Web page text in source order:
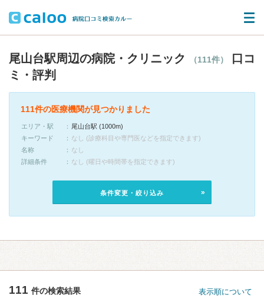
尾山台駅周辺の病院・クリニック （111件）
口コ
ミ・評判
111件の医療機関が見つかりました
エリア・駅
尾山台駅 (1000m)
キーワード
なし (診療科目や専門医などを指定できます)
名称
なし
詳細条件
なし (曜日や時間帯を指定できます)
条件変更・絞り込み
111 件の検索結果 表示順について